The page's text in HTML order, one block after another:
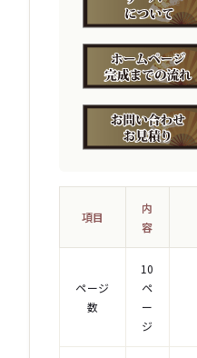
項目
内
容
ページ
数
10
ペ
ー
ジ